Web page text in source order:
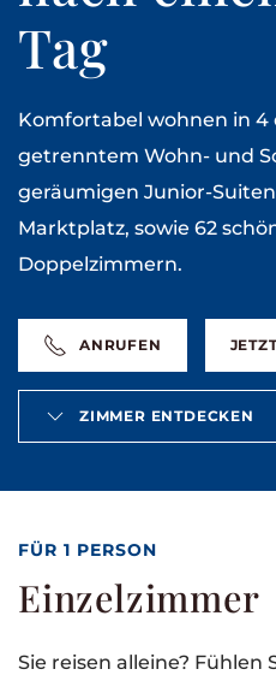
Tag
Komfortabel wohnen in
getrenntem Wohn- und
geräumigen Junior-
Marktplatz, sowie 62
Doppelzimmern.
ANRUFEN
ZIMMER ENTDECKEN
FÜR 1 PERSON
Einzelzimmer
Sie reisen alleine? Fühlen